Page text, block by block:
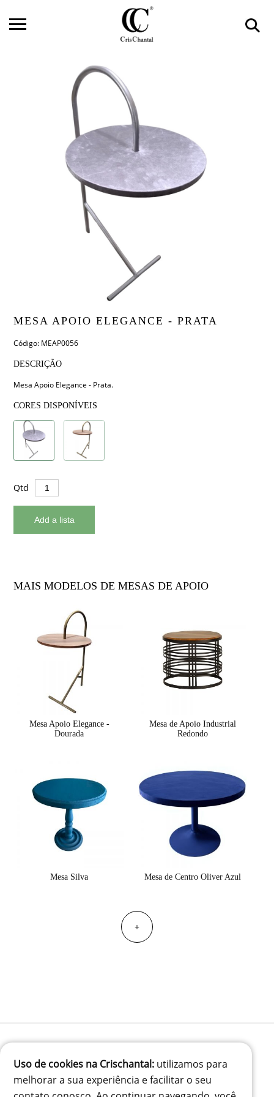
MESA APOIO ELEGANCE - PRATA
Código: MEAP0056
DESCRIÇÃO
Mesa Apoio Elegance - Prata.
CORES DISPONÍVEIS
Qtd
MAIS MODELOS DE MESAS DE APOIO
Mesa Apoio Elegance -
Dourada
Mesa de Apoio Industrial
Redondo
Mesa Silva Mesa de Centro Oliver Azul
+
(41) 99834-3707
contato@crischantal.com.br
Uso de cookies na Crischantal: utilizamos para
melhorar a sua experiência e facilitar o seu